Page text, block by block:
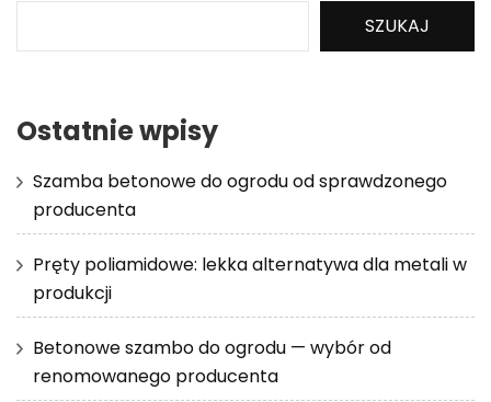
SZUKAJ
Ostatnie wpisy
Szamba betonowe do ogrodu od sprawdzonego
producenta
Pręty poliamidowe: lekka alternatywa dla metali w
produkcji
Betonowe szambo do ogrodu — wybór od
renomowanego producenta